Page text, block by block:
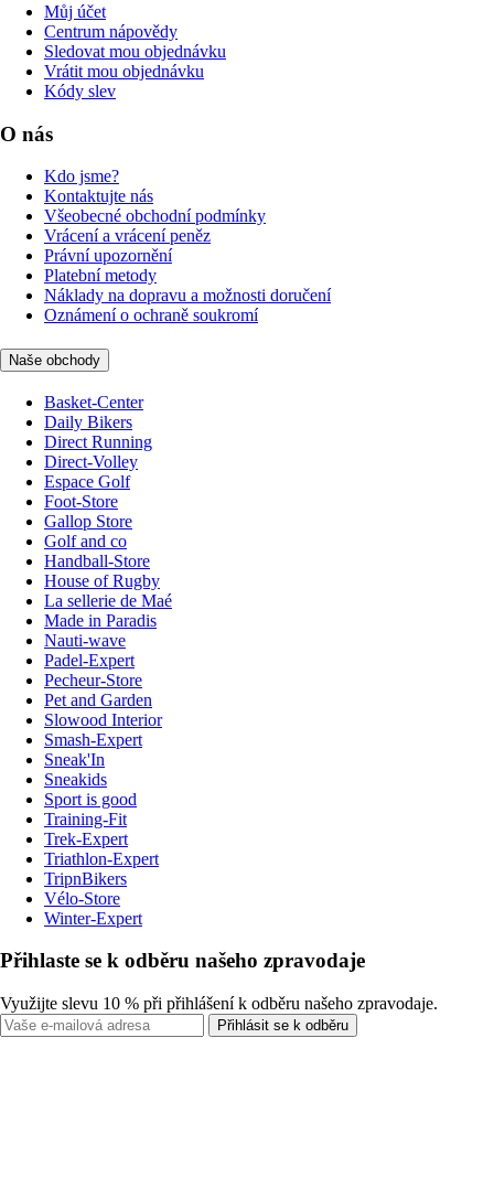
Můj účet
Centrum nápovědy
Sledovat mou objednávku
Vrátit mou objednávku
Kódy slev
O nás
Kdo jsme?
Kontaktujte nás
Všeobecné obchodní podmínky
Vrácení a vrácení peněz
Právní upozornění
Platební metody
Náklady na dopravu a možnosti doručení
Oznámení o ochraně soukromí
Naše obchody
Basket-Center
Daily Bikers
Direct Running
Direct-Volley
Espace Golf
Foot-Store
Gallop Store
Golf and co
Handball-Store
House of Rugby
La sellerie de Maé
Made in Paradis
Nauti-wave
Padel-Expert
Pecheur-Store
Pet and Garden
Slowood Interior
Smash-Expert
Sneak'In
Sneakids
Sport is good
Training-Fit
Trek-Expert
Triathlon-Expert
TripnBikers
Vélo-Store
Winter-Expert
Přihlaste se k odběru našeho zpravodaje
Využijte slevu 10 % při přihlášení k odběru našeho zpravodaje.
Přihlásit se k odběru